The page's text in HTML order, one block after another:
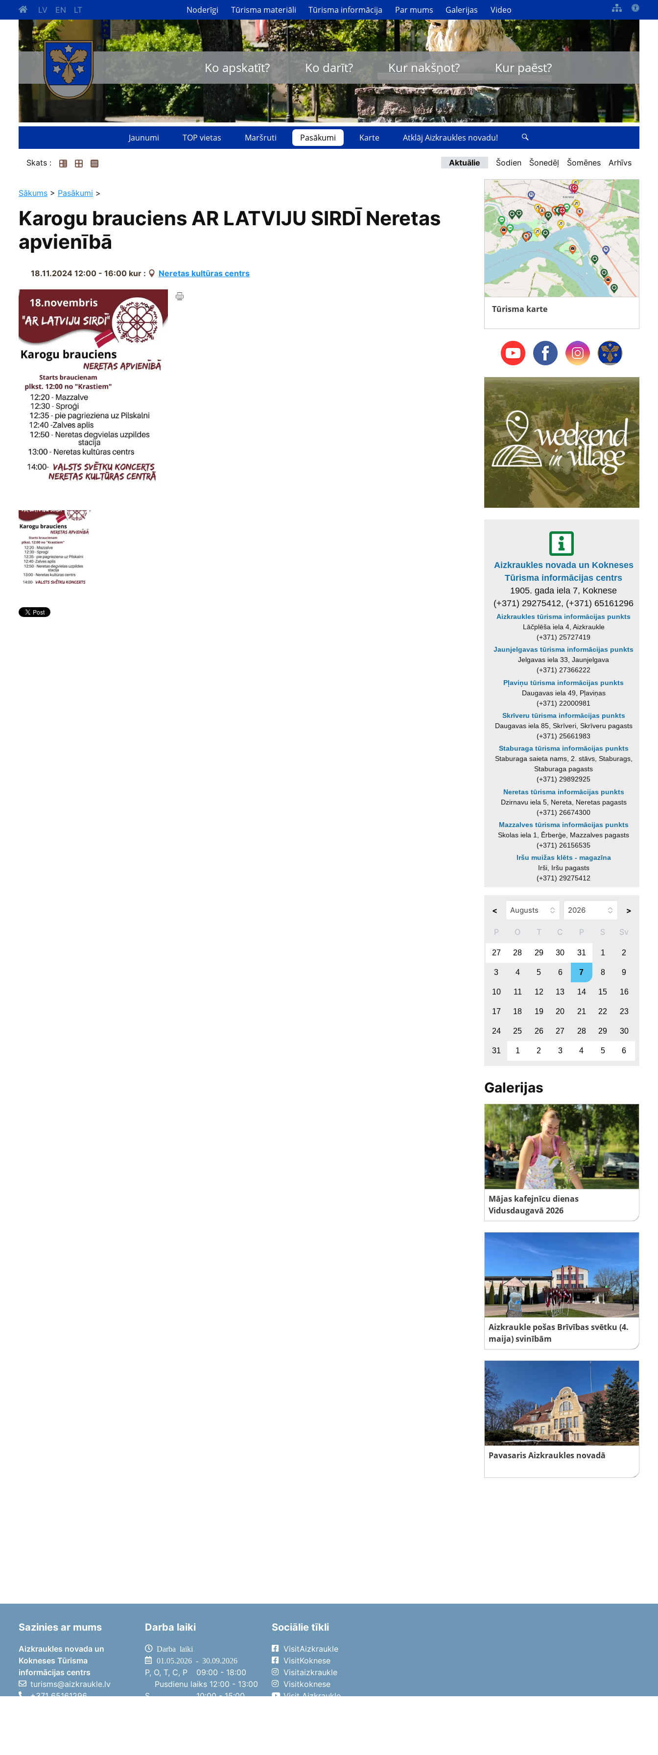
LV EN LT Noderīgi Tūrisma materiāli Tūrisma informācija Par mums Galerijas Video
Ko apskatīt? Ko darīt? Kur nakšņot? Kur paēst?
Jaunumi TOP vietas Maršruti Pasākumi Karte Atklāj Aizkraukles novadu!
Skats : Aktuālie Šodien Šonedēļ Šomēnes Arhīvs
Sākums > Pasākumi >
Karogu brauciens AR LATVIJU SIRDĪ Neretas
apvienībā
18.11.2024 12:00 - 16:00 kur : Neretas kultūras centrs
Tūrisma karte
Aizkraukles novada un Kokneses
Tūrisma informācijas centrs
1905. gada iela 7, Koknese
(+371) 29275412, (+371) 65161296
Aizkraukles tūrisma informācijas punkts
Lāčplēša iela 4, Aizkraukle
(+371) 25727419
Jaunjelgavas tūrisma informācijas punkts
Jelgavas iela 33, Jaunjelgava
(+371) 27366222
Pļaviņu tūrisma informācijas punkts
Daugavas iela 49, Pļaviņas
(+371) 22000981
Skrīveru tūrisma informācijas punkts
Daugavas iela 85, Skrīveri, Skrīveru pagasts
(+371) 25661983
Staburaga tūrisma informācijas punkts
Staburaga saieta nams, 2. stāvs, Staburags,
Staburaga pagasts
(+371) 29892925
Neretas tūrisma informācijas punkts
Dzirnavu iela 5, Nereta, Neretas pagasts
(+371) 26674300
Mazzalves tūrisma informācijas punkts
Skolas iela 1, Ērberģe, Mazzalves pagasts
(+371) 26156535
Iršu muižas klēts - magazīna
Irši, Iršu pagasts
(+371) 29275412
< >
P O T C P S Sv
27 28 29 30 31 1 2
3 4 5 6 7 8 9
10 11 12 13 14 15 16
17 18 19 20 21 22 23
24 25 26 27 28 29 30
31 1 2 3 4 5 6
Galerijas
Mājas kafejnīcu dienas
Vidusdaugavā 2026
Aizkraukle pošas Brīvības svētku (4.
maija) svinībām
Pavasaris Aizkraukles novadā
Sazinies ar mums
Aizkraukles novada un
Kokneses Tūrisma
informācijas centrs
turisms@aizkraukle.lv
+371 65161296
Darba laiki
Darba laiki
01.05.2026 - 30.09.2026
P, O, T, C, P
09:00 - 18:00
Pusdienu laiks 12:00 - 13:00
S
10:00 - 15:00
Sociālie tīkli
VisitAizkraukle
VisitKoknese
Visitaizkraukle
Visitkoknese
Visit Aizkraukle